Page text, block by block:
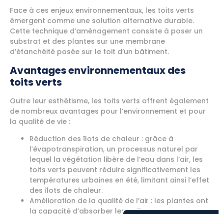
Face à ces enjeux environnementaux, les toits verts
émergent comme une solution alternative durable.
Cette technique d’aménagement consiste à poser un
substrat et des plantes sur une membrane
d’étanchéité posée sur le toit d’un bâtiment.
Avantages environnementaux des
toits verts
Outre leur esthétisme, les toits verts offrent également
de nombreux avantages pour l’environnement et pour
la qualité de vie :
Réduction des îlots de chaleur : grâce à
l’évapotranspiration, un processus naturel par
lequel la végétation libère de l’eau dans l’air, les
toits verts peuvent réduire significativement les
températures urbaines en été, limitant ainsi l’effet
des îlots de chaleur.
Amélioration de la qualité de l’air : les plantes ont
la capacité d’absorber les polluants